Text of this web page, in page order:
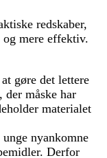
redskaber,
mere effektiv.
gøre det lettere
der måske har
materialet
nyankomne
Derfor